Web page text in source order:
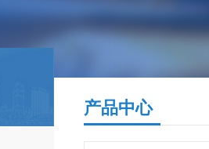
产品中心